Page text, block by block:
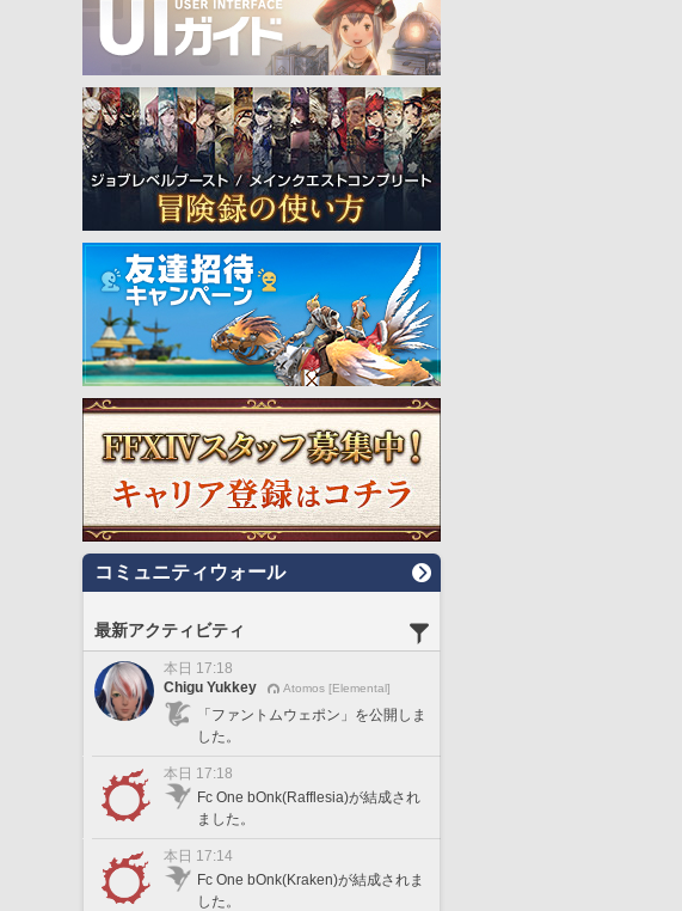
コミュニティウォール
最新アクティビティ
本日 17:18
Chigu Yukkey
Atomos [Elemental]
「ファントムウェポン」を公開しま
した。
本日 17:18
Fc One bOnk(Rafflesia)が結成され
ました。
本日 17:14
Fc One bOnk(Kraken)が結成されま
した。